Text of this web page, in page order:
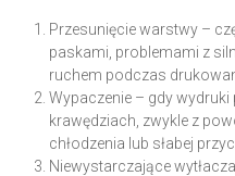
Przesunięcie warstwy –
paskami, problemami z
ruchem podczas
Wypaczenie – gdy
krawędziach, zwykle z
chłodzenia lub słabej
Niewystarczające